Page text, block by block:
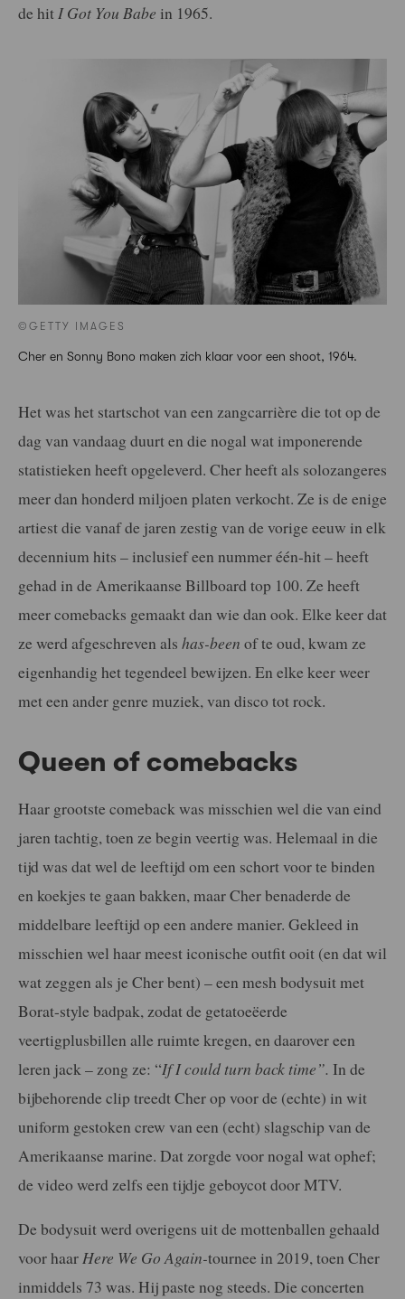
de hitI Got You Babe in 1965.
©GETTY IMAGES
Cher en Sonny Bono maken zich klaar voor een shoot, 1964.
Het was het startschot van een zangcarrière die tot op de
dag van vandaag duurt en die nogal wat imponerende
statistieken heeft opgeleverd. Cher heeft als solozangeres
meer dan honderd miljoen platen verkocht. Ze is de enige
artiest die vanaf de jaren zestig van de vorige eeuw in elk
decennium hits – inclusief een nummer één-hit – heeft
gehad in de Amerikaanse Billboard top 100. Ze heeft
meer comebacks gemaakt dan wie dan ook. Elke keer dat
ze werd afgeschreven als has-been of te oud, kwam ze
eigenhandig het tegendeel bewijzen. En elke keer weer
met een ander genre muziek, van disco tot rock.
Queen of comebacks
Haar grootste comeback was misschien wel die van eind
jaren tachtig, toen ze begin veertig was. Helemaal in die
tijd was dat wel de leeftijd om een schort voor te binden
en koekjes te gaan bakken, maar Cher benaderde de
middelbare leeftijd op een andere manier. Gekleed in
misschien wel haar meest iconische outfit ooit (en dat wil
wat zeggen als je Cher bent) – een mesh bodysuit met
Borat-style badpak, zodat de getatoeëerde
veertigplusbillen alle ruimte kregen, en daarover een
leren jack – zong ze: “If I could turn back time”. In de
bijbehorende clip treedt Cher op voor de (echte) in wit
uniform gestoken crew van een (echt) slagschip van de
Amerikaanse marine. Dat zorgde voor nogal wat ophef;
de video werd zelfs een tijdje geboycot door MTV.
De bodysuit werd overigens uit de mottenballen gehaald
voor haarHere We Go Again-tournee in 2019, toen Cher
inmiddels 73 was. Hij paste nog steeds. Die concerten